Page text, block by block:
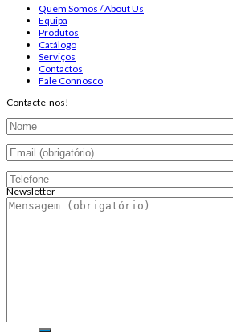
Quem Somos / About Us
Equipa
Produtos
Catálogo
Serviços
Contactos
Fale Connosco
Contacte-nos!
Newsletter
Endereço de email: